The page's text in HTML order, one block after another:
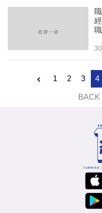
職場
1 2 3 4
BACK